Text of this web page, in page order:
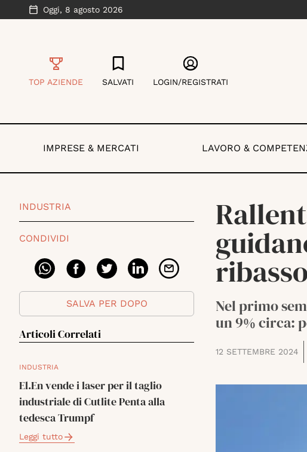
Oggi, 8 agosto 2026
TOP AZIENDE SALVATI LOGIN/REGISTRATI
IMPRESE & MERCATI LAVORO &
INDUSTRIA
CONDIVIDI
SALVA PER DOPO
Articoli Correlati
INDUSTRIA
El.En vende i laser per il taglio
industriale di Cutlite Penta alla
tedesca Trumpf
Leggi tutto
ribasso
Nel primo
un 9% circa:
12 SETTEMBRE 2024